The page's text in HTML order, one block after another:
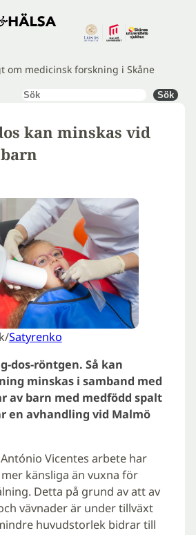
om medicinsk forskning i Skåne
Sök Sök
kan minskas vid
Satyrenko
dos-röntgen. Så kan
minskas i samband med
av barn med medfödd spalt
en avhandling vid Malmö
Vicentes arbete har
känsliga än vuxna för
Detta på grund av att av
vävnader är under tillväxt
huvudstorlek bidrar till